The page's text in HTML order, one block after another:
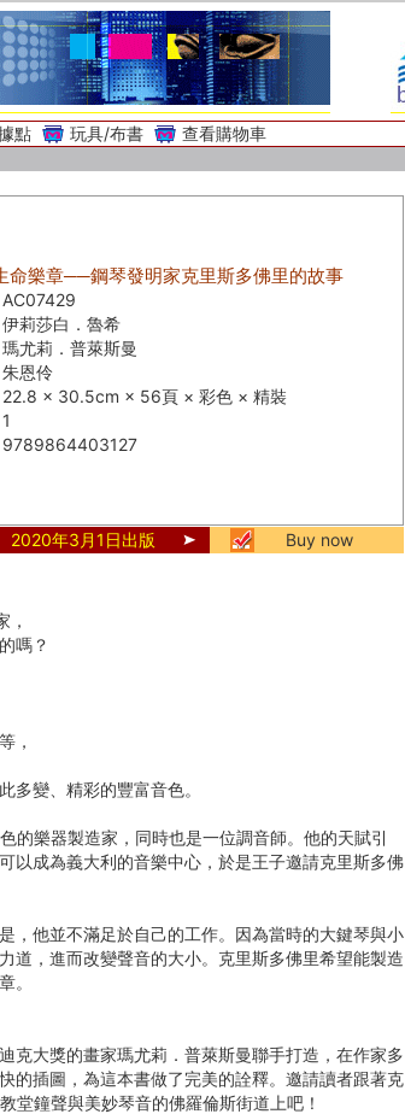
點 玩具/布書 查看購物車
命樂章──鋼琴發明家克里斯多佛里的故事
AC07429
伊莉莎白．魯希
瑪尤莉．普萊斯曼
朱恩伶
22.8 × 30.5cm × 56頁 × 彩色 × 精裝
1
9789864403127
2020年3月1日出版 Buy now
，
嗎？
，
多變、精彩的豐富音色。
的樂器製造家，同時也是一位調音師。他的天賦引
以成為義大利的音樂中心，於是王子邀請克里斯多佛
，他並不滿足於自己的工作。因為當時的大鍵琴與小
道，進而改變聲音的大小。克里斯多佛里希望能製造
。
克大獎的畫家瑪尤莉．普萊斯曼聯手打造，在作家多
的插圖，為這本書做了完美的詮釋。邀請讀者跟著克
堂鐘聲與美妙琴音的佛羅倫斯街道上吧！